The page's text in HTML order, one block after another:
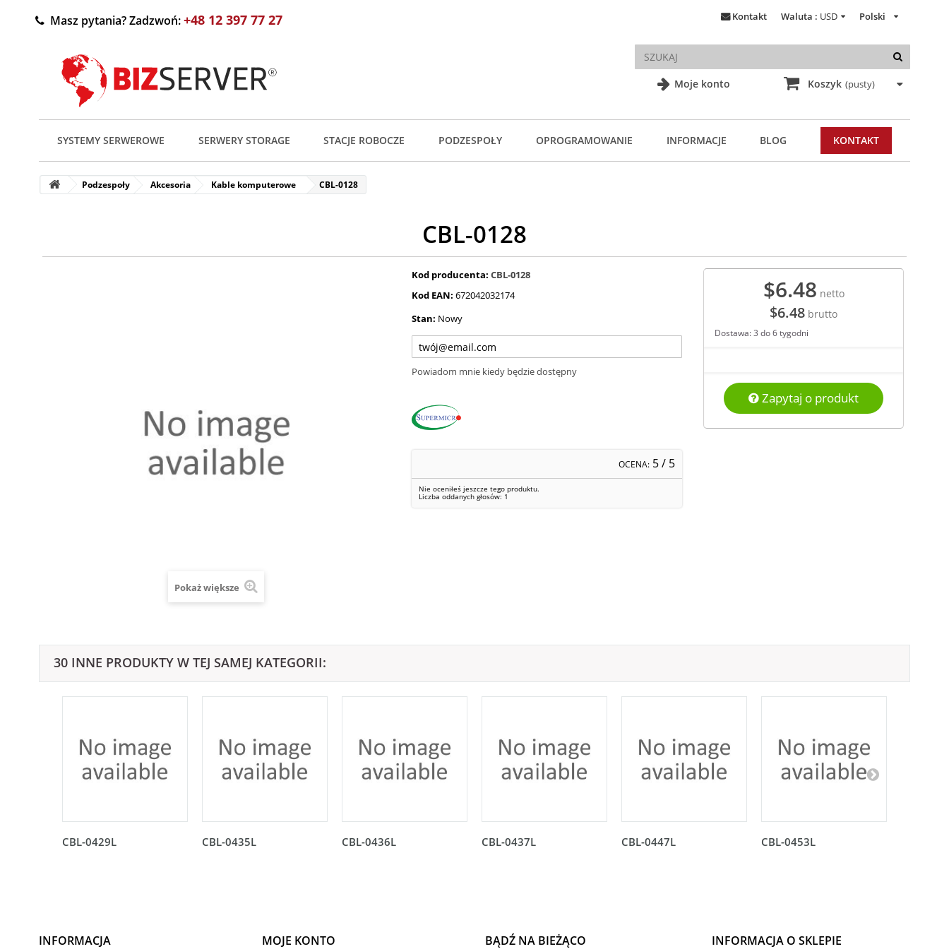
Moje konto
Polski
Waluta : USD
Kontakt
Masz pytania? Zadzwoń:+48 12 397 77 27
Koszyk (pusty)
SYSTEMY SERWEROWE SERWERY STORAGE STACJE ROBOCZE PODZESPOŁY OPROGRAMOWANIE INFORMACJE BLOG KONTAKT
Podzespoły Akcesoria Kable komputerowe CBL-0128
CBL-0128
Pokaż większe
Kod producenta: CBL-0128
Kod EAN: 672042032174
Stan: Nowy
Powiadom mnie kiedy będzie dostępny
OCENA: 5/ 5
Nie oceniłeś jeszcze tego produktu.
Liczba oddanych głosów: 1
$6.48 netto
$6.48 brutto
Dostawa: 3 do 6 tygodni
Zapytaj o produkt
30 INNE PRODUKTY W TEJ SAMEJ KATEGORII:
CBL-0429L CBL-0435L CBL-0436L CBL-0437L CBL-0447L CBL-0453L
INFORMACJA MOJE KONTO BĄDŹ NA BIEŻĄCO INFORMACJA O SKLEPIE